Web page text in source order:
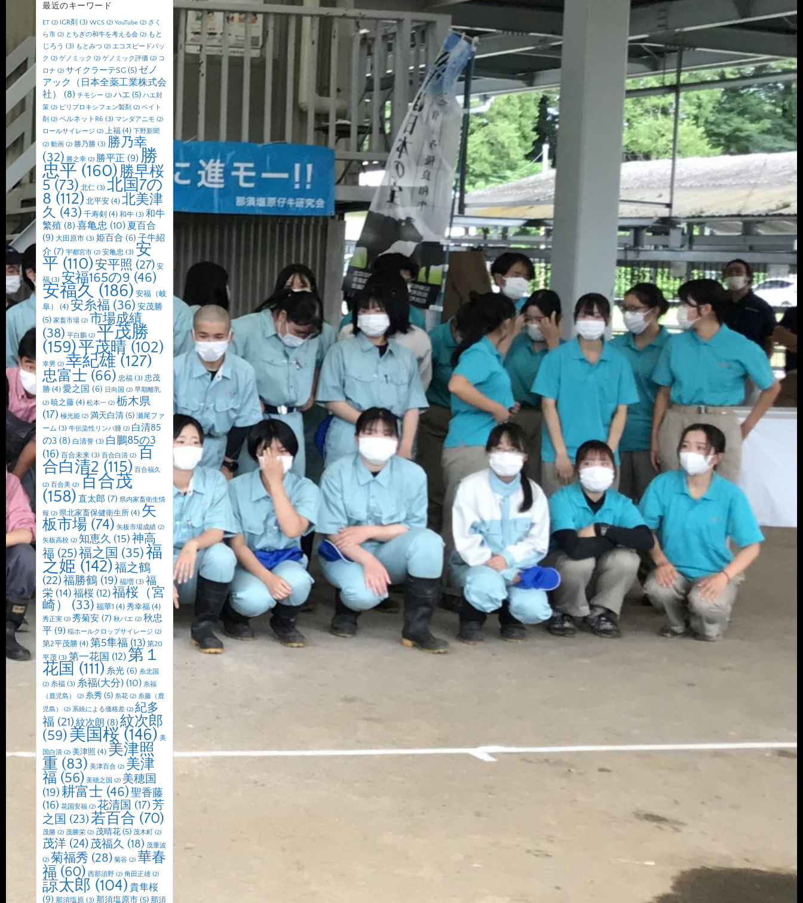
最近のキーワード
ET (2) IGR剤 (3) WCS (2) YouTube (2) さく
ら市 (2) とちぎの和牛を考える会 (2) もと
じろう (3) もとみつ (2) エコスピードパッ
ク (2) ゲノミック (2) ゲノミック評価 (2) コ
ロナ (2) サイクラーテSG(5) ゼノ
アック（日本全薬工業株式会
社）
(8) チモシー (2) ハエ (5) ハエ対
策 (2) ピリプロキシフェン製剤 (2) ベイト
剤 (2) ペルネットR6 (3) マンダアニモ (2)
ロールサイレージ (2) 上福 (4) 下野新聞
(2) 動画 (2) 勝乃勝 (3) 勝乃幸
(32) 勝之幸 (2) 勝平正 (9) 勝
忠平 (160)勝早桜
5 (73) 北仁 (3) 北国7の
8 (112) 北平安 (4) 北美津
久 (43) 千寿剣 (4) 和牛 (3) 和牛
繁殖 (8) 喜亀忠 (10) 夏百合
(9) 大田原市 (3) 姫百合 (6) 子牛紹
介 (7) 宇都宮市 (2) 安亀忠 (3) 安
平 (110)安平照 (27) 安
福(3) 安福165の9 (46)
安福久 (186) 安福（岐
阜）
(4) 安糸福 (36) 安茂勝
(5) 家畜市場 (2) 市場成績
(38) 平白鵬 (2) 平茂勝
(159)平茂晴 (102)
幸男 (2) 幸紀雄 (127)
忠富士 (66) 忠福 (3) 忠茂
勝 (4) 愛之国 (6) 日向国 (2) 早期離乳
(2) 暁之藤 (4) 松本一 (2) 栃木県
(17) 極光姫 (2) 満天白清(5) 瀬尾ファ
ーム (3) 牛伝染性リンパ腫 (2) 白清85
の3 (8) 白清誉 (3) 白鵬85の3
(16) 百合未来 (3) 百合白清 (2) 百
合白清2 (115) 百合福久
(2) 百合美 (2)
百合茂
(158) 直太郎 (7) 県内家畜衛生情
報 (2) 県北家畜保健衛生所 (4) 矢
板市場 (74) 矢板市場成績 (2)
矢板高校 (2) 知恵久 (15) 神高
福 (25)福之国 (35)福
之姫 (142)福之鶴
(22)福勝鶴 (19) 福増 (3) 福
栄 (14) 福桜 (12)福桜（宮
崎）
(33) 福華1 (4) 秀幸福 (4)
秀正実 (2) 秀菊安 (7) 秋バエ (2) 秋忠
平 (9) 稲ホールクロップサイレージ (2)
第2平茂勝 (4) 第5隼福 (13) 第20
平茂 (3) 第一花国 (12) 第１
花国 (111) 糸光 (6) 糸北国
(2) 糸福 (3) 糸福(大分) (10) 糸福
（鹿児島）
(2) 糸秀 (5) 糸花 (2) 糸藤（鹿
児島）
(2) 系統による価格差 (2) 紀多
福 (21) 紋次朗 (8) 紋次郎
(59)美国桜 (146) 美
国白清 (2) 美津照 (4) 美津照
重 (83) 美津百合 (2) 美津
福 (56) 美穂之国 (2) 美穂国
(19)耕富士 (46)聖香藤
(16) 花国安福 (2) 花清国 (17)芳
之国 (23)若百合 (70)
茂勝 (2) 茂勝栄 (2) 茂晴花(5) 茂木町 (2)
茂洋 (24)茂福久 (18) 茂重波
(2) 菊福秀 (28) 菊谷 (2) 華春
福 (60) 西那須野 (2) 角田正雄 (2)
諒太郎 (104) 貴隼桜
(9) 那須塩原 (3) 那須塩原市(5) 那須